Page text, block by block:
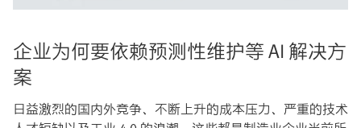
企业为何要依赖预测性维护等 AI 解决方
案
日益激烈的国内外竞争、不断上升的成本压力、严重的技术